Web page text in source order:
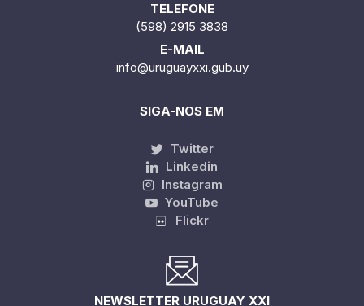
TELEFONE
(598) 2915 3838
E-MAIL
info@uruguayxxi.gub.uy
SIGA-NOS EM
Twitter
Linkedin
Instagram
YouTube
Flickr
NEWSLETTER URUGUAY XXI